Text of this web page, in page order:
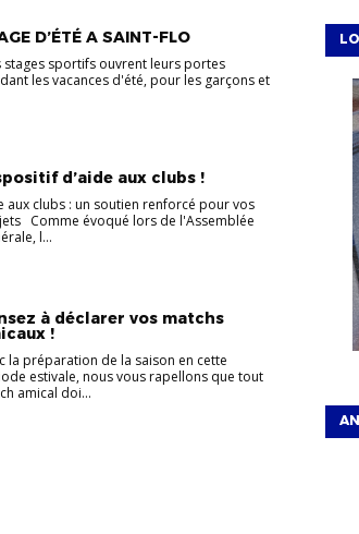
D’ÉTÉ A SAINT-FLO
stages sportifs ouvrent leurs portes
les vacances d'été, pour les garçons et
d’aide aux clubs !
aux clubs : un soutien renforcé pour vos
Comme évoqué lors de l'Assemblée
l...
à déclarer vos matchs
!
la préparation de la saison en cette
estivale, nous vous rapellons que tout
amical doi...